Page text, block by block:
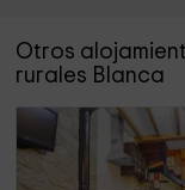
Otros
rurales Blanca